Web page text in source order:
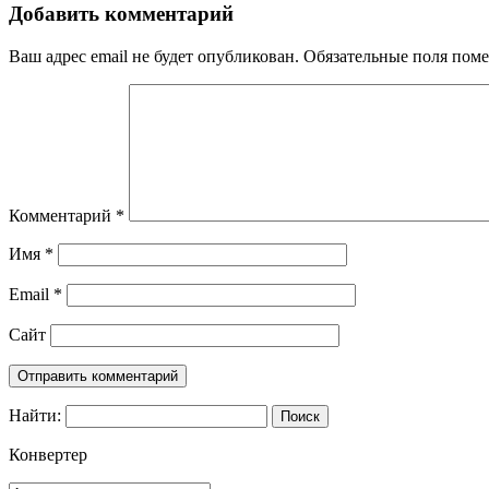
Добавить комментарий
Ваш адрес email не будет опубликован. Обязательные поля
Комментарий *
Имя *
Email *
Сайт
Найти:
Конвертер